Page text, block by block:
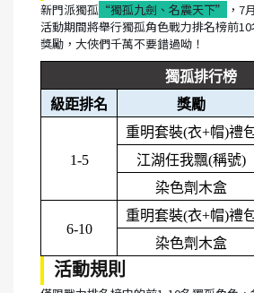
新門派獨孤 “獨孤九劍、名震天下”
，7
活動期間將舉行獨孤角色戰力排名榜前
獎勵，大俠們千萬不要錯過呦！
獨孤排行榜
級距排名
獎勵
1-5
重明套裝(衣+帽)禮
江湖任我飄(稱號)
染色劑木盒
6-10
重明套裝(衣+帽)禮
染色劑木盒
活動規則